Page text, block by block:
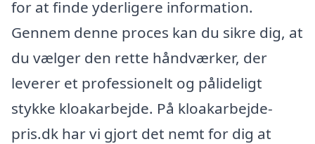
for at finde yderligere information.
Gennem denne proces kan du sikre dig, at
du vælger den rette håndværker, der
leverer et professionelt og pålideligt
stykke kloakarbejde. På kloakarbejde-
pris.dk har vi gjort det nemt for dig at